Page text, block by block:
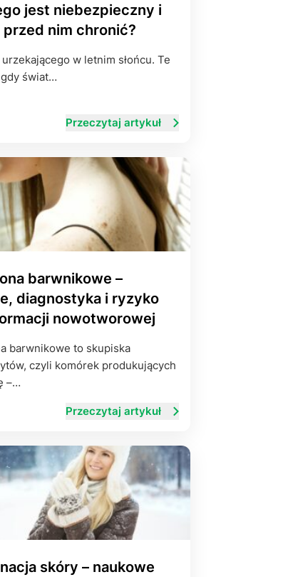
jest niebezpieczny i
przed nim chronić?
w letnim słońcu. Te
świat…
Przeczytaj artykuł
barwnikowe –
diagnostyka i ryzyko
nowotworowej
barwnikowe to skupiska
czyli komórek produkujących
–…
Przeczytaj artykuł
skóry – naukowe